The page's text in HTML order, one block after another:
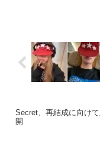
Secret、再結成に向け
開